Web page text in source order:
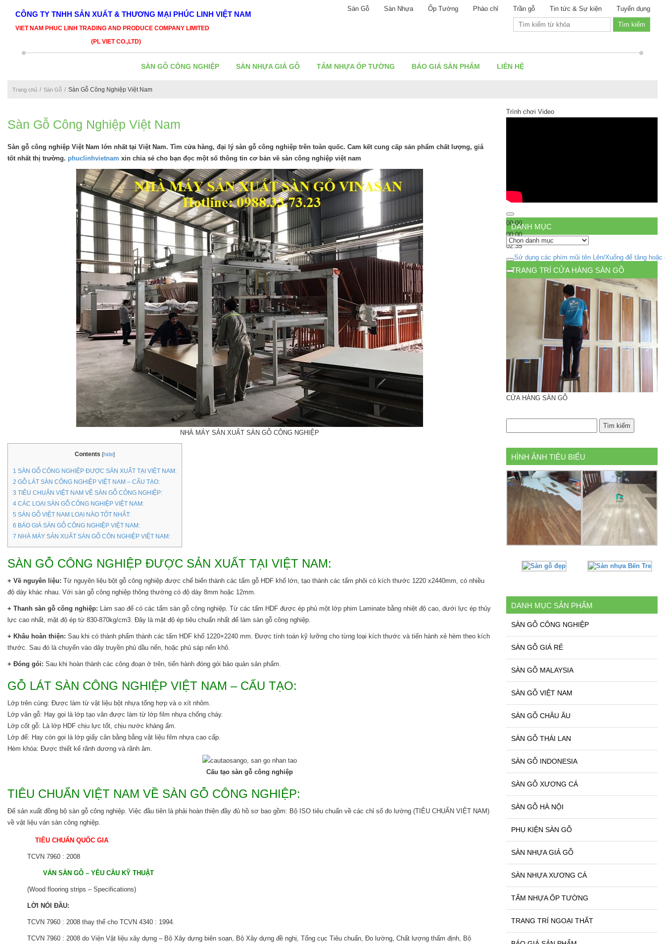
Sàn Gỗ Sàn Nhựa Ốp Tường Phào chỉ Trần gỗ Tin tức & Sự kiện Tuyển dụng
CÔNG TY TNHH SẢN XUẤT & THƯƠNG MẠI PHÚC LINH VIỆT NAM
VIET NAM PHUC LINH TRADING AND PRODUCE COMPANY LIMITED
(PL VIET CO.,LTD)
SÀN GỖ CÔNG NGHIỆP SÀN NHỰA GIẢ GỖ TẤM NHỰA ỐP TƯỜNG BÁO GIÁ SẢN PHẨM LIÊN HỆ
Trang chủ Sàn Gỗ Sàn Gỗ Công Nghiệp Việt Nam
Sàn Gỗ Công Nghiệp Việt Nam
Sàn gỗ công nghiệp Việt Nam lớn nhất tại Việt Nam. Tìm cửa hàng, đại lý sàn gỗ công nghiệp trên toàn quốc. Cam kết cung cấp sản phẩm chất lượng, giá
tốt nhất thị trường. phuclinhvietnam xin chia sẻ cho bạn đọc một số thông tin cơ bản về sàn công nghiệp việt nam
NHÀ MÁY SẢN XUẤT SÀN GỖ CÔNG NGHIỆP
Contents [hide]
1 SÀN GỖ CÔNG NGHIỆP ĐƯỢC SẢN XUẤT TẠI VIỆT NAM:
2 GỖ LÁT SÀN CÔNG NGHIỆP VIỆT NAM – CẤU TẠO:
3 TIÊU CHUẨN VIỆT NAM VỀ SÀN GỖ CÔNG NGHIỆP:
4 CÁC LOẠI SÀN GỖ CÔNG NGHIỆP VIỆT NAM:
5 SÀN GỖ VIỆT NAM LOẠI NÀO TỐT NHẤT:
6 BÁO GIÁ SÀN GỖ CÔNG NGHIỆP VIỆT NAM:
7 NHÀ MÁY SẢN XUẤT SÀN GỖ CÔN NGHIỆP VIỆT NAM:
SÀN GỖ CÔNG NGHIỆP ĐƯỢC SẢN XUẤT TẠI VIỆT NAM:
+ Về nguyên liệu: Từ nguyên liệu bột gỗ công nghiệp được chế biến thành các tấm gỗ HDF khổ lớn, tạo thành các tấm phôi có kích thước 1220 x2440mm, có nhiều
độ dày khác nhau. Với sàn gỗ công nghiệp thông thường có độ dày 8mm hoặc 12mm.
+ Thanh sàn gỗ công nghiệp: Làm sao để có các tấm sàn gỗ công nghiệp. Từ các tấm HDF được ép phủ một lớp phim Laminate bằng nhiệt độ cao, dưới lực ép thủy
lực cao nhất, mật độ ép từ 830-870kg/cm3. Đây là mật độ ép tiêu chuẩn nhất để làm sàn gỗ công nghiệp.
+ Khâu hoàn thiện: Sau khi có thành phẩm thành các tấm HDF khổ 1220×2240 mm. Được tính toán kỹ lưỡng cho từng loại kích thước và tiến hành xẻ hèm theo kích
thước. Sau đó là chuyển vào dây truyền phủ dầu nến, hoặc phủ sáp nến khô.
+ Đóng gói: Sau khi hoàn thành các công đoạn ở trên, tiến hành đóng gói bảo quản sản phẩm.
GỖ LÁT SÀN CÔNG NGHIỆP VIỆT NAM – CẤU TẠO:
Lớp trên cùng: Được làm từ vật liệu bột nhựa tổng hợp và o xít nhôm.
Lớp vân gỗ: Hay gọi là lớp tạo vân được làm từ lớp film nhựa chống cháy.
Lớp cốt gỗ: Là lớp HDF chịu lực tốt, chịu nước kháng ẩm.
Lớp đế: Hay còn gọi là lớp giấy cân bằng bằng vật liệu film nhựa cao cấp.
Hèm khóa: Được thiết kế rãnh dương và rãnh âm.
Cấu tạo sàn gỗ công nghiệp
TIÊU CHUẨN VIỆT NAM VỀ SÀN GỖ CÔNG NGHIỆP:
Để sản xuất đồng bộ sàn gỗ công nghiệp. Việc đầu tiên là phải hoàn thiện đầy đủ hồ sơ bao gồm: Bộ ISO tiêu chuẩn về các chỉ số đo lường (TIÊU CHUẨN VIỆT NAM)
về vật liệu ván sàn công nghiệp.
TIÊU CHUẨN QUỐC GIA
TCVN 7960 : 2008
VÁN SÀN GỖ – YÊU CẦU KỸ THUẬT
(Wood flooring strips – Specifications)
LỜI NÓI ĐẦU:
TCVN 7960 : 2008 thay thế cho TCVN 4340 : 1994.
TCVN 7960 : 2008 do Viện Vật liệu xây dựng – Bộ Xây dựng biên soạn, Bộ Xây dựng đề nghị, Tổng cục Tiêu chuẩn, Đo lường, Chất lượng thẩm định, Bộ
Trình chơi Video
00:00
00:00
02:35
Sử dụng các phím mũi tên Lên/Xuống để tăng
DANH MỤC
Danh
TRANG TRÍ CỬA HÀNG SÀN GỖ
CỬA HÀNG SÀN GỖ
HÌNH ẢNH TIÊU BIỂU
DANH MỤC SẢN PHẨM
SÀN GỖ CÔNG NGHIỆP
SÀN GỖ GIÁ RẺ
SÀN GỖ MALAYSIA
SÀN GỖ VIỆT NAM
SÀN GỖ CHÂU ÂU
SÀN GỖ THÁI LAN
SÀN GỖ INDONESIA
SÀN GỖ XƯƠNG CÁ
SÀN GỖ HÀ NỘI
PHỤ KIỆN SÀN GỖ
SÀN NHỰA GIẢ GỖ
SÀN NHỰA XƯƠNG CÁ
TẤM NHỰA ỐP TƯỜNG
TRANG TRÍ NGOẠI THẤT